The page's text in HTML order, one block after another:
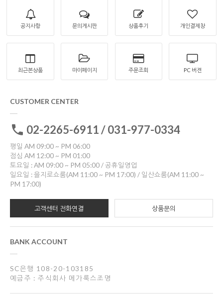
공지사항 문의게시판 상품후기 개인결제창
최근본상품 마이페이지 주문조회 PC 버젼
CUSTOMER CENTER
02-2265-6911 / 031-977-0334
평일 AM 09:00 ~ PM 06:00
점심 AM 12:00 ~ PM 01:00
토요일 : AM 09:00 ~ PM 05:00 / 공휴일영업
일요일 : 을지로쇼룸(AM 11:00 ~ PM 17:00) / 일산쇼룸(AM 11:00 ~
PM 17:00)
고객센터 전화연결 상품문의
BANK ACCOUNT
SC은행 108-20-103185
예금주 : 주식회사 메가룩스조명